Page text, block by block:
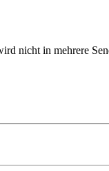
nicht in mehrere